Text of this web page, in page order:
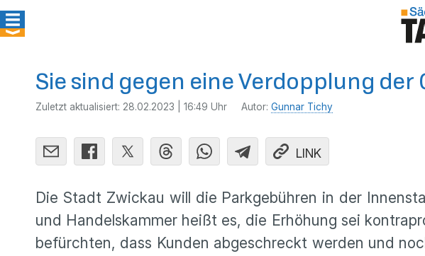
Sie sind gegen eine Verdopplung der
Zuletzt aktualisiert: 28.02.2023 | 16:49 Uhr Autor: Gunnar Tichy
LINK
Die Stadt Zwickau will die Parkgebühren in der
und Handelskammer heißt es, die Erhöhung sei
befürchten, dass Kunden abgeschreckt werden und